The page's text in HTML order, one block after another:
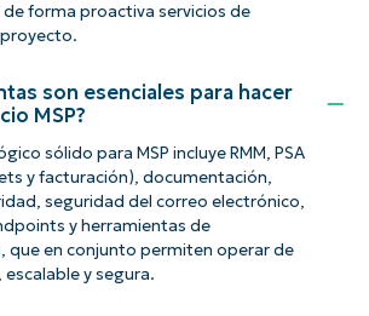
forma proactiva servicios de
son esenciales para hacer
MSP?
sólido para MSP incluye RMM, PSA
y facturación), documentación,
seguridad del correo electrónico,
y herramientas de
que en conjunto permiten operar de
y segura.